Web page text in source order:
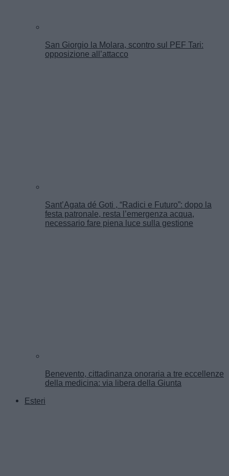
San Giorgio la Molara, scontro sul PEF Tari:
opposizione all’attacco
Sant’Agata dé Goti , “Radici e Futuro”: dopo la
festa patronale, resta l’emergenza acqua,
necessario fare piena luce sulla gestione
Benevento, cittadinanza onoraria a tre eccellenze
della medicina: via libera della Giunta
Esteri